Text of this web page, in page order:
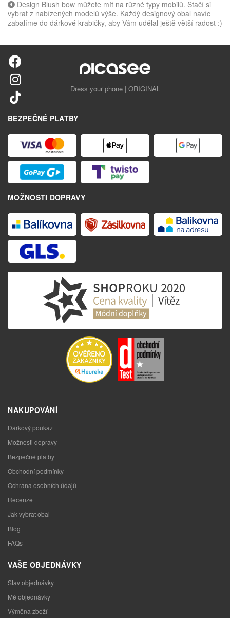
Design Blush bow můžete mít na různé typy mobilů. Stačí si
vybrat z nabízených modelů výše. Každý designový obal navíc
zabalíme do dárkové krabičky, aby Vám udělal ještě větší radost :)
Dress your phone | ORIGINAL
BEZPEČNÉ PLATBY
MOŽNOSTI DOPRAVY
NAKUPOVÁNÍ
Dárkový poukaz
Možnosti dopravy
Bezpečné platby
Obchodní podmínky
Ochrana osobních údajů
Recenze
Jak vybrat obal
Blog
FAQs
VAŠE OBJEDNÁVKY
Stav objednávky
Mé objednávky
Výměna zboží